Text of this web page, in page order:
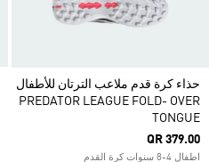
حذاء كرة قدم ملاعب الترتان للأطفال
PREDATOR LEAGUE FOLD- OVER
TONGUE
QR 379.00
اطفال 4-8 سنوات كرة القدم